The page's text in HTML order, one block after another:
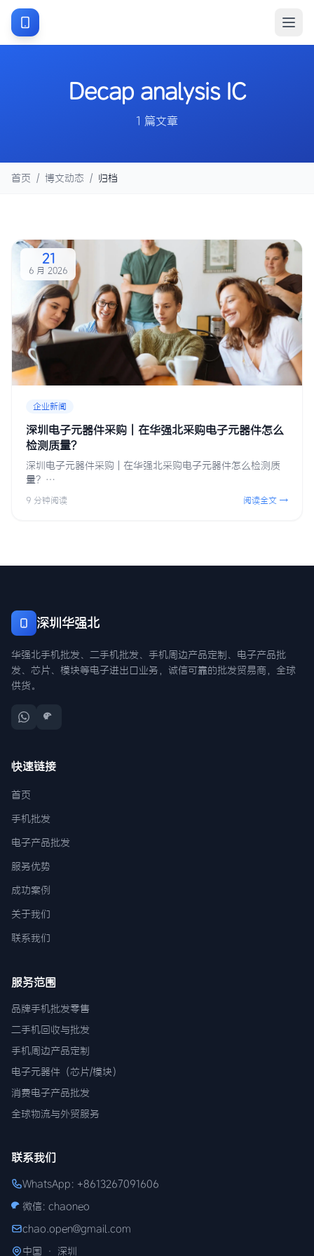
Decap analysis IC
1 篇文章
首页 / 博文动态 / 归档
21
6 月 2026
企业新闻
深圳电子元器件采购 | 在华强北采购电子元器件怎么
检测质量？
深圳电子元器件采购 | 在华强北采购电子元器件怎么检测质
量？…
9 分钟阅读 阅读全文 →
深圳华强北
华强北手机批发、二手机批发、手机周边产品定制、电子产品批
发、芯片、模块等电子进出口业务，诚信可靠的批发贸易商，全球
供货。
快速链接
首页
手机批发
电子产品批发
服务优势
成功案例
关于我们
联系我们
服务范围
品牌手机批发零售
二手机回收与批发
手机周边产品定制
电子元器件（芯片/模块）
消费电子产品批发
全球物流与外贸服务
联系我们
WhatsApp: +8613267091606
微信: chaoneo
chao.open@gmail.com
中国 · 深圳